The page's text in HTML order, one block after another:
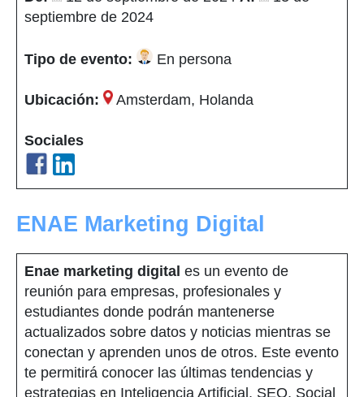
septiembre de 2024
Tipo de evento: En persona
Ubicación: Amsterdam, Holanda
Sociales
ENAE Marketing Digital
Enae marketing digital es un evento de
reunión para empresas, profesionales y
estudiantes donde podrán mantenerse
actualizados sobre datos y noticias mientras se
conectan y aprenden unos de otros. Este evento
te permitirá conocer las últimas tendencias y
estrategias en Inteligencia Artificial, SEO, Social